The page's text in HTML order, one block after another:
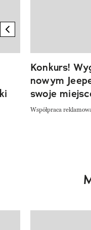
previous element
Konkurs!
nowym
swoje
Współpraca